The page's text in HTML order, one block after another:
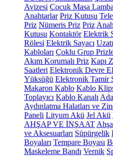
Avizesi Çocuk Masa
Anahtarlar Priz Kutusu
Priz Nümeris Priz Priz
Kutusu Kontaktör Elektrik
Rölesi Elektrik Sayacı
Kabloları Çoklu Grup
Akım Korumalı Priz Kapı
Saatleri Elektronik Devre
Yüksüğü Elektronik Tamir
Makaron Kablo Kablo
Toplayıcı Kablo Kanalı
Aydınlatma Halatları ve
Paneli Lityum Akü Jel Akü
AHŞAP VE İNŞAAT
ve Aksesuarları Süpürgelik
Boyaları Tempare Boyası
Maskeleme Bandı Vernik